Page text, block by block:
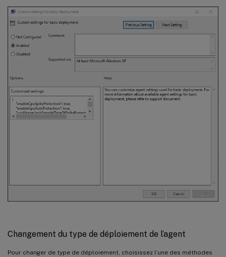
Changement du type de déploiement de l’agent
Pour changer de type de déploiement, choisissez l’une des méthodes